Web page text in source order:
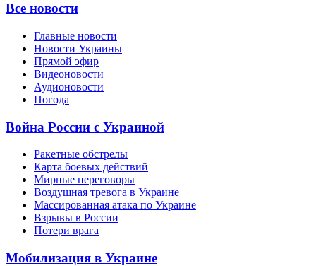
Все новости
Главные новости
Новости Украины
Прямой эфир
Видеоновости
Аудионовости
Погода
Война России с Украиной
Ракетные обстрелы
Карта боевых действий
Мирные переговоры
Воздушная тревога в Украине
Массированная атака по Украине
Взрывы в России
Потери врага
Мобилизация в Украине